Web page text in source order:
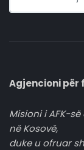
Agjencioni për
Misioni i AFK-
në Kosovë,
duke u ofruar